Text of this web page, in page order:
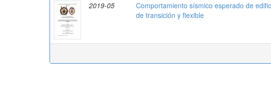
2019-05
Comportamiento sísmico esperado de
de transición y flexible